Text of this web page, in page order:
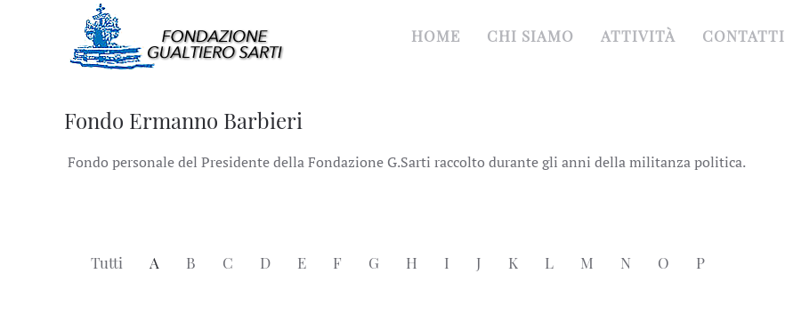
HOME CHI SIAMO ATTIVITÀ CONTATTI
Fondo Ermanno Barbieri
Fondo personale del Presidente della Fondazione G.Sarti raccolto durante gli anni della militanza politica.
Tutti A B C D E F G H I J K L M N O P